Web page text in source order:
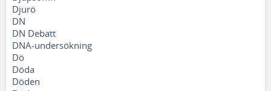
Djurö
DN
DN Debatt
DNA-undersökning
Dö
Döda
Döden